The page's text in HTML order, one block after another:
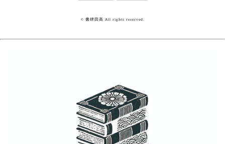
© 書肆田高 All rights reserved.